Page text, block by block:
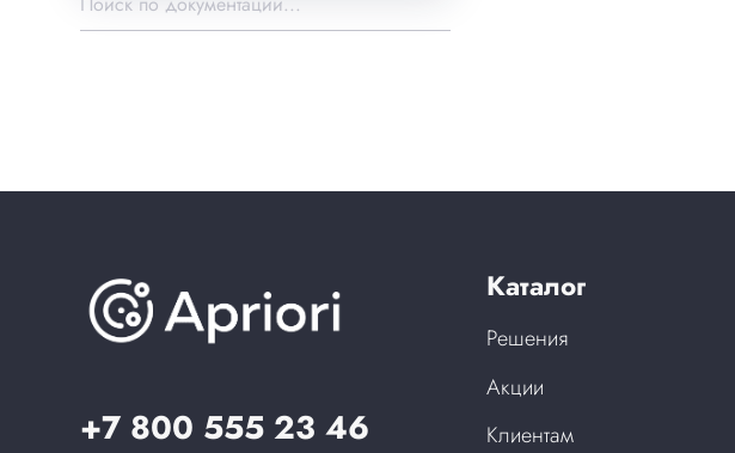
+7 800 555 23 46
Каталог
Решения
Акции
Клиентам